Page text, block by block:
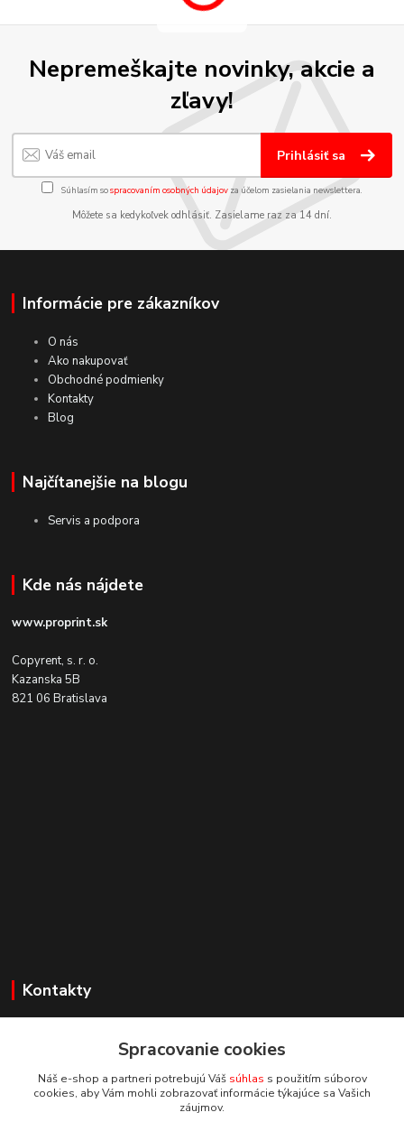
Nepremeškajte novinky, akcie a
zľavy!
Prihlásiť sa
Súhlasím sospracovaním osobných údajov za účelom zasielania newslettera.
Môžete sa kedykoľvek odhlásiť. Zasielame raz za 14 dní.
Informácie pre zákazníkov
O nás
Ako nakupovať
Obchodné podmienky
Kontakty
Blog
Najčítanejšie na blogu
Servis a podpora
Kde nás nájdete
www.proprint.sk
Copyrent, s. r. o.
Kazanska 5B
821 06 Bratislava
Kontakty
+421 918 177611
info@proprint.sk
Spracovanie cookies
Náš e-shop a partneri potrebujú Váš súhlas s použitím súborov
cookies, aby Vám mohli zobrazovať informácie týkajúce sa Vašich
záujmov.